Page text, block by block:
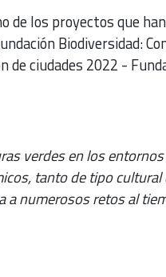
de los proyectos que
Biodiversidad:
ciudades 2022 -
verdes en los
tanto de tipo cultural
numerosos retos al